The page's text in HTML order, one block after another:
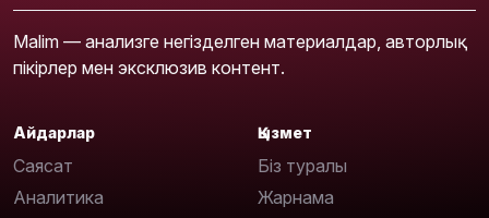
Malim — анализге негізделген материалдар, авторлық
пікірлер мен эксклюзив контент.
Айдарлар
Саясат
Аналитика
Қызмет
Біз туралы
Жарнама